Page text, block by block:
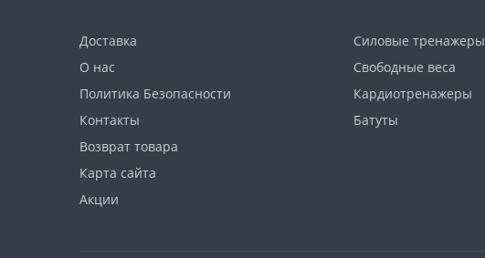
Доставка
О нас
Политика Безопасности
Контакты
Возврат товара
Карта сайта
Акции
Силовые тренажеры
Свободные веса
Кардиотренажеры
Батуты